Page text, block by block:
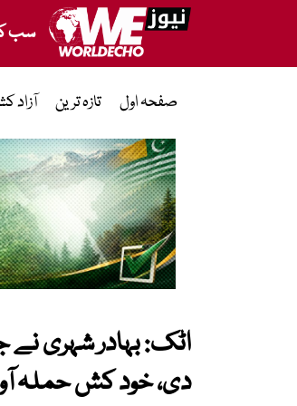
سب
صفحہ اول تازہ ترین آزاد
اٹک: بہادر شہری نے
دی، خود کش حملہ